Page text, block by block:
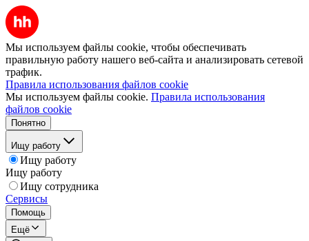
Мы используем файлы cookie, чтобы обеспечивать
правильную работу нашего веб-сайта и анализировать сетевой
трафик.
Правила использования файлов cookie
Мы используем файлы cookie. Правила использования
файлов cookie
Понятно
Ищу работу
Ищу работу
Ищу работу
Ищу сотрудника
Сервисы
Помощь
Ещё